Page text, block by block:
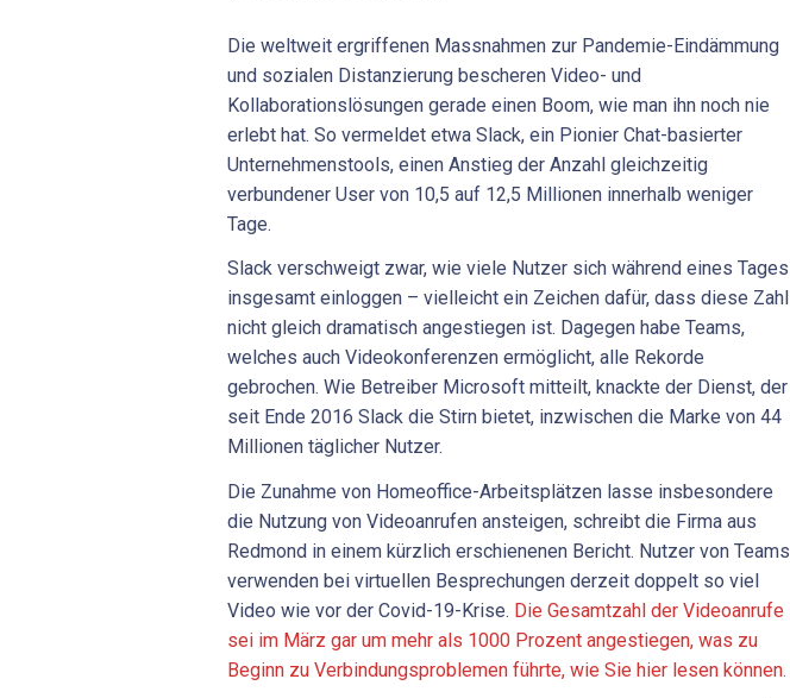
Die weltweit ergriffenen Massnahmen zur Pandemie-Eindämmung
und sozialen Distanzierung bescheren Video- und
Kollaborationslösungen gerade einen Boom, wie man ihn noch nie
erlebt hat. So vermeldet etwa Slack, ein Pionier Chat-basierter
Unternehmenstools, einen Anstieg der Anzahl gleichzeitig
verbundener User von 10,5 auf 12,5 Millionen innerhalb weniger
Tage.
Slack verschweigt zwar, wie viele Nutzer sich während eines Tages
insgesamt einloggen – vielleicht ein Zeichen dafür, dass diese Zahl
nicht gleich dramatisch angestiegen ist. Dagegen habe Teams,
welches auch Videokonferenzen ermöglicht, alle Rekorde
gebrochen. Wie Betreiber Microsoft mitteilt, knackte der Dienst, der
seit Ende 2016 Slack die Stirn bietet, inzwischen die Marke von 44
Millionen täglicher Nutzer.
Die Zunahme von Homeoffice-Arbeitsplätzen lasse insbesondere
die Nutzung von Videoanrufen ansteigen, schreibt die Firma aus
Redmond in einem kürzlich erschienenen Bericht. Nutzer von Teams
verwenden bei virtuellen Besprechungen derzeit doppelt so viel
Video wie vor der Covid-19-Krise. Die Gesamtzahl der Videoanrufe
sei im März gar um mehr als 1000 Prozent angestiegen, was zu
Beginn zu Verbindungsproblemen führte, wie Sie hier lesen können.